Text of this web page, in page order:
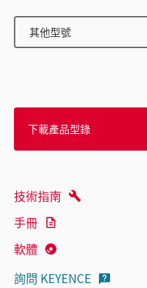
其他型號
下載產品型錄
技術指南
手冊
軟體
詢問 KEYENCE